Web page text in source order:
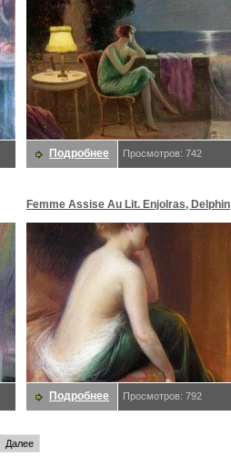
Подробнее Просмотров: 742
Femme Assise Au Lit. Enjolras, Delphin
Подробнее Просмотров: 792
Далее